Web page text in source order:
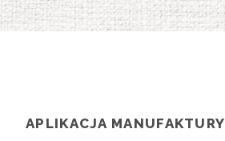
APLIKACJA MANUFAKTURY